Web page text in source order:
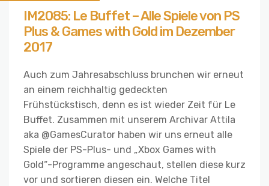
IM2085: Le Buffet – Alle Spiele von PS
Plus & Games with Gold im Dezember
2017
Auch zum Jahresabschluss brunchen wir erneut
an einem reichhaltig gedeckten
Frühstückstisch, denn es ist wieder Zeit für Le
Buffet. Zusammen mit unserem Archivar Attila
aka @GamesCurator haben wir uns erneut alle
Spiele der PS-Plus- und „Xbox Games with
Gold“-Programme angeschaut, stellen diese kurz
vor und sortieren diesen ein. Welche Titel